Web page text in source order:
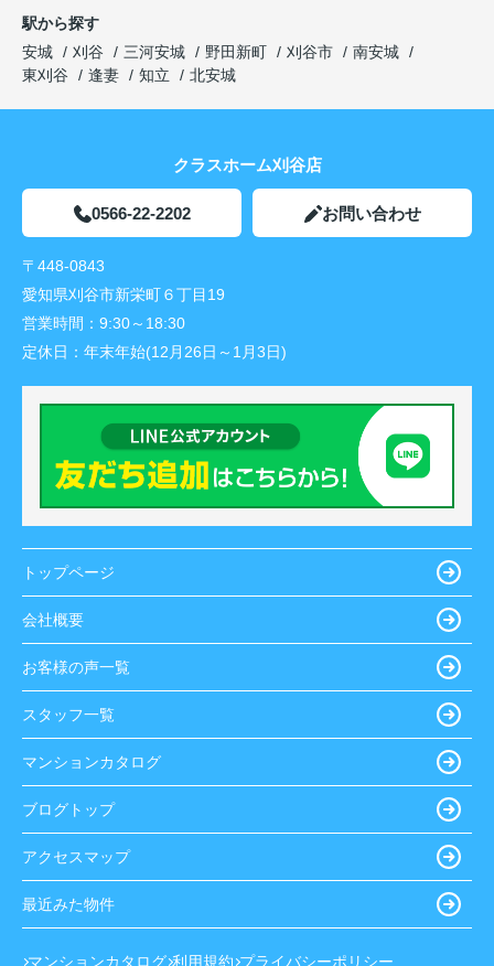
駅から探す
安城
刈谷 三河安城 野田新町 刈谷市
南安城
東刈谷
逢妻 知立 北安城
クラスホーム刈谷店
0566-22-2202 お問い合わせ
〒448-0843
愛知県刈谷市新栄町６丁目19
営業時間： 9:30～18:30
定休日： 年末年始(12月26日～1月3日)
トップページ
会社概要
お客様の声一覧
スタッフ一覧
マンションカタログ
ブログトップ
アクセスマップ
最近みた物件
マンションカタログ 利用規約 プライバシーポリシー